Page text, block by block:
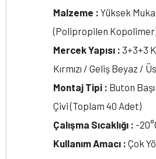
Malzeme : Yüksek
(Polipropilen
Mercek Yapısı : 3+3+3
Kırmızı / Geliş Beyaz /
Montaj Tipi : Buton
Çivi (Toplam 40 Adet)
Çalışma Sıcaklığı : -
Kullanım Amacı : Çok